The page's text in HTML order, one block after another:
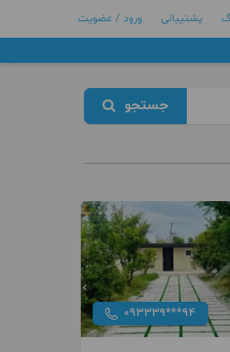
پشتیبانی ورود / عضویت
جستجو
093339***94